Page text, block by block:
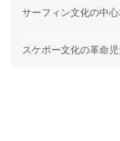
サーフィン文化の中
スケボー文化の革命児